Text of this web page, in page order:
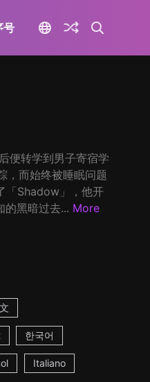
号
便转学到男子寄宿学
，而始终被睡眠问题
「Shadow」，他开
的黑暗过去... More
한국어
Italiano